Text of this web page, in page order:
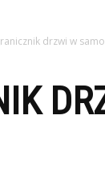
drzwi w